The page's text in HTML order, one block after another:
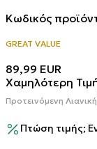
Κωδικός
GREAT VALUE
89,99 EUR
Χαμηλότερη
Προτεινόμενη Λιανική
Πτώση τιμής;